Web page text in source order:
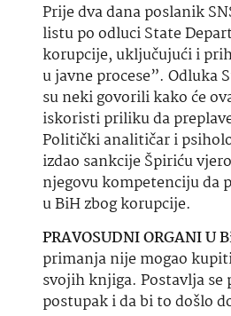
Prije dva dana poslanik
listu po odluci State
korupcije, uključujući i
u javne procese”. Odluka
su neki govorili kako će
iskoristi priliku da
Politički analitičar i
izdao sankcije Špiriću
njegovu kompetenciju da
u BiH zbog korupcije.
PRAVOSUDNI ORGANI U
primanja nije mogao
svojih knjiga. Postavlja
postupak i da bi to došlo